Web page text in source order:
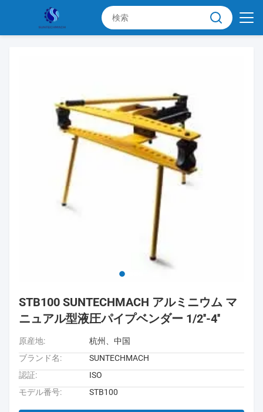
STB100 SUNTECHMACH アルミニウム マ
ニュアル型液圧パイプベンダー 1/2′′-4′′
原産地:
杭州、中国
ブランド名:
SUNTECHMACH
認証:
ISO
モデル番号:
STB100